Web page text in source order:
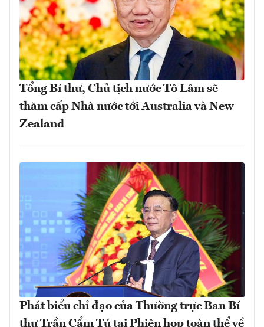
Tổng Bí thư, Chủ tịch nước Tô Lâm sẽ
thăm cấp Nhà nước tới Australia và New
Zealand
Phát biểu chỉ đạo của Thường trực Ban Bí
thư Trần Cẩm Tú tại Phiên họp toàn thể về